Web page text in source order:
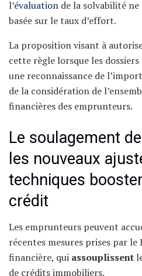
l’évaluation de la solvabilité
basée sur le taux d’effort.
La proposition visant à
cette règle lorsque les
une reconnaissance de
de la considération de
financières des emprunteurs.
Le soulagement
les nouveaux
techniques
crédit
Les emprunteurs peuvent
récentes mesures prises par
financière, qui assouplissent
de crédits immobiliers.